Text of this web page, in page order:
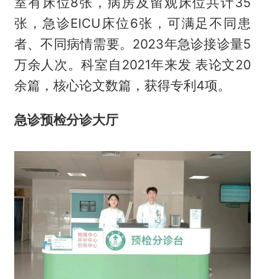
张，急诊EICU床位6张，可满足不同患
者、不同病情需要。2023年急诊接诊量5
万余人次。科室自2021年来发 表论文20
余篇，核心论文数篇，获得专利4项。
急诊预检分诊大厅